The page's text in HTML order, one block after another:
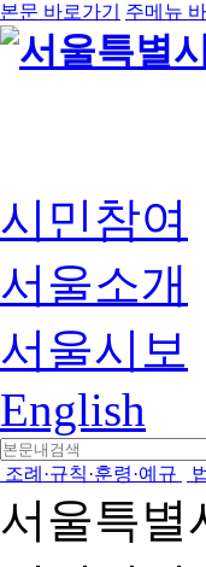
본문 바로가기 주메뉴
시민참여
서울소개
서울시보
English
조례·규칙·훈령·예규
서울특별